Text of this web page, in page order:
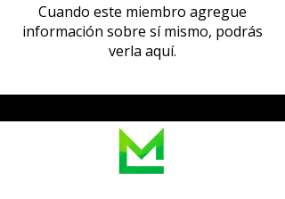
Cuando este miembro agregue
información sobre sí mismo, podrás
verla aquí.